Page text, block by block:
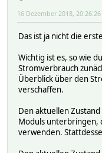
16 Dezember 2018, 20:26:26
Das ist ja nicht die
Wichtig ist es, so wie
Stromverbrauch
Überblick über den
verschaffen.
Den aktuellen
Moduls unterbringen,
verwenden.